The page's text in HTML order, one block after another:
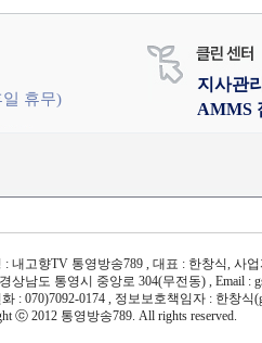
일 휴무)
지사관
AMMS
: 내고향TV 통영방송789 , 대표 : 한창식, 사
상남도 통영시 중앙로 304(무전동) , Email :
: 070)7092-0174 , 정보보호책임자 : 한창식
ⓒ 2012 통영방송789. All rights reserved.